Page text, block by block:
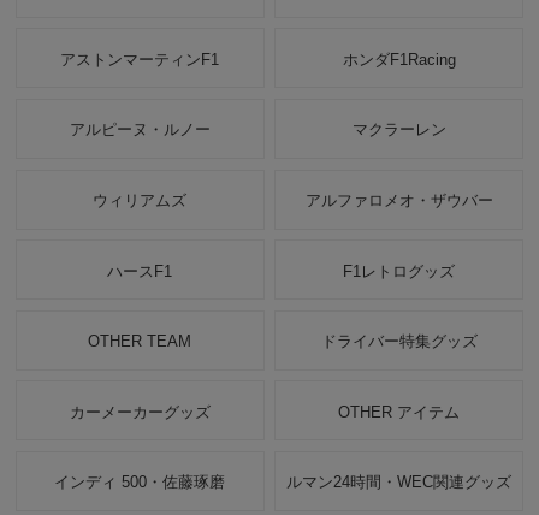
アストンマーティンF1 ホンダF1Racing
アルピーヌ・ルノー マクラーレン
ウィリアムズ アルファロメオ・ザウバー
ハースF1 F1レトログッズ
OTHER TEAM ドライバー特集グッズ
カーメーカーグッズ OTHER アイテム
インディ 500・佐藤琢磨 ルマン24時間・WEC関連グッズ